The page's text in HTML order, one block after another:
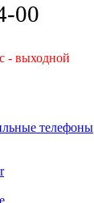
00
- выходной
телефоны